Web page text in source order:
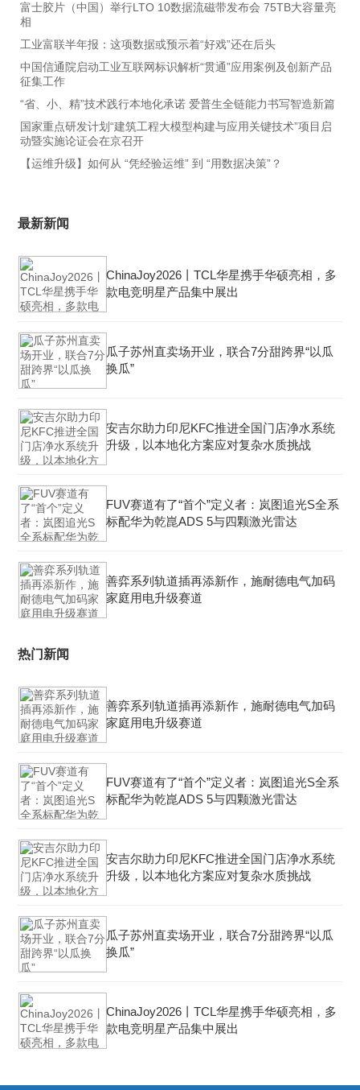
富士胶片（中国）举行LTO 10数据流磁带发布会 75TB大容量亮
相
工业富联半年报：这项数据或预示着“好戏”还在后头
中国信通院启动工业互联网标识解析“贯通”应用案例及创新产品
征集工作
“省、小、精”技术践行本地化承诺 爱普生全链能力书写智造新篇
国家重点研发计划“建筑工程大模型构建与应用关键技术”项目启
动暨实施论证会在京召开
【运维升级】如何从 “凭经验运维” 到 “用数据决策”？
最新新闻
ChinaJoy2026丨TCL华星携手华硕亮相，多
款电竞明星产品集中展出
瓜子苏州直卖场开业，联合7分甜跨界“以瓜
换瓜”
安吉尔助力印尼KFC推进全国门店净水系统
升级，以本地化方案应对复杂水质挑战
FUV赛道有了“首个”定义者：岚图追光S全系
标配华为乾崑ADS 5与四颗激光雷达
善弈系列轨道插再添新作，施耐德电气加码
家庭用电升级赛道
热门新闻
善弈系列轨道插再添新作，施耐德电气加码
家庭用电升级赛道
FUV赛道有了“首个”定义者：岚图追光S全系
标配华为乾崑ADS 5与四颗激光雷达
安吉尔助力印尼KFC推进全国门店净水系统
升级，以本地化方案应对复杂水质挑战
瓜子苏州直卖场开业，联合7分甜跨界“以瓜
换瓜”
ChinaJoy2026丨TCL华星携手华硕亮相，多
款电竞明星产品集中展出